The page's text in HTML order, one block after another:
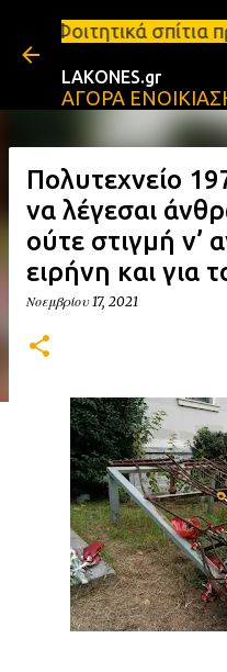
Μετάβαση στο
σπίτια προς
LAKONES.gr
ΑΓΟΡΑ
Πολυτεχνείο
να λέγεσαι
ούτε στιγμή ν’
ειρήνη και για
Νοεμβρίου 17, 2021